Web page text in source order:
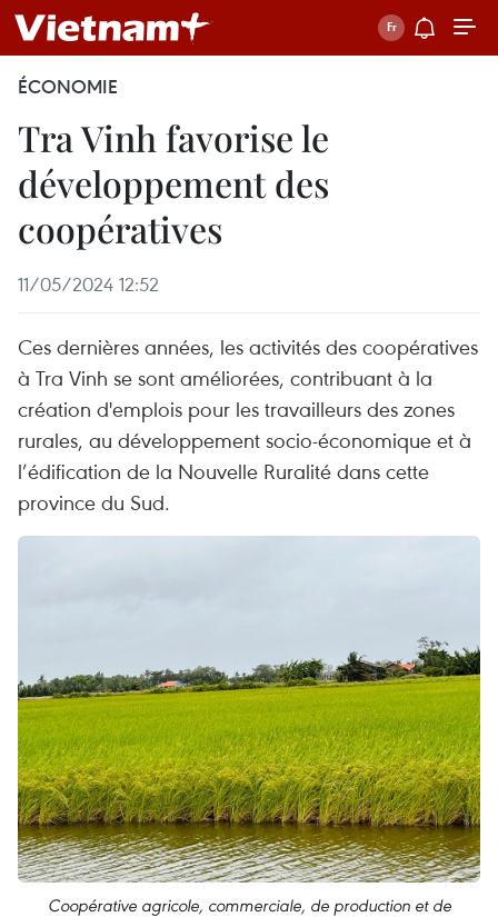
ÉCONOMIE
Tra Vinh favorise le
développement des
coopératives
11/05/2024 12:52
Ces dernières années, les activités des coopératives
à Tra Vinh se sont améliorées, contribuant à la
création d'emplois pour les travailleurs des zones
rurales, au développement socio-économique et à
l’édification de la Nouvelle Ruralité dans cette
province du Sud.
Coopérative agricole, commerciale, de production et de